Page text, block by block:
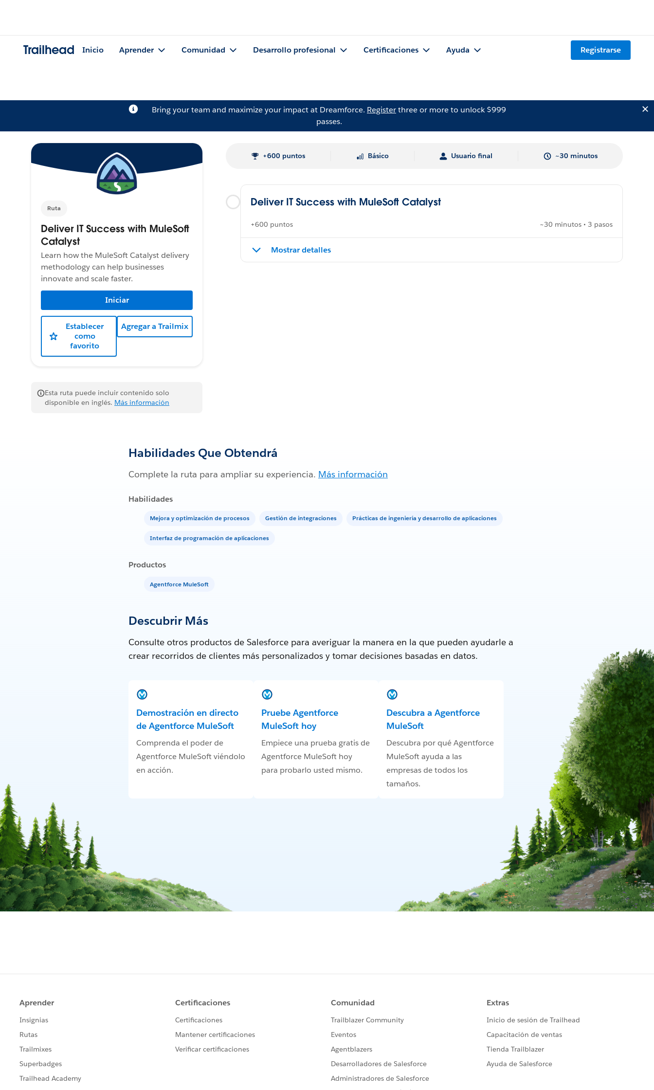
Trailhead Inicio Aprender Comunidad Desarrollo profesional Certificaciones Ayuda Registrarse
Bring your team and maximize your impact at Dreamforce. Registerthree or more to unlock $999
passes.
Ruta
Deliver IT Success with MuleSoft
Catalyst
Learn how the MuleSoft Catalyst delivery
methodology can help businesses
innovate and scale faster.
Iniciar
Establecer
como
favorito
Agregar a Trailmix
Esta ruta puede incluir contenido solo
disponible en inglés. Más información
+600 puntos Básico Usuario final ~30 minutos
Deliver IT Success with MuleSoft Catalyst
+600 puntos ~30 minutos • 3 pasos
Mostrar detalles
Habilidades Que Obtendrá
Complete la ruta para ampliar su experiencia. Más información
Habilidades
Mejora y optimización de procesos Gestión de integraciones Prácticas de ingeniería y desarrollo de aplicaciones
Interfaz de programación de aplicaciones
Productos
Agentforce MuleSoft
Descubrir Más
Consulte otros productos de Salesforce para averiguar la manera en la que pueden ayudarle a
crear recorridos de clientes más personalizados y tomar decisiones basadas en datos.
Demostración en directo
de Agentforce MuleSoft
Comprenda el poder de
Agentforce MuleSoft viéndolo
en acción.
Pruebe Agentforce
MuleSoft hoy
Empiece una prueba gratis de
Agentforce MuleSoft hoy
para probarlo usted mismo.
Descubra a Agentforce
MuleSoft
Descubra por qué Agentforce
MuleSoft ayuda a las
empresas de todos los
tamaños.